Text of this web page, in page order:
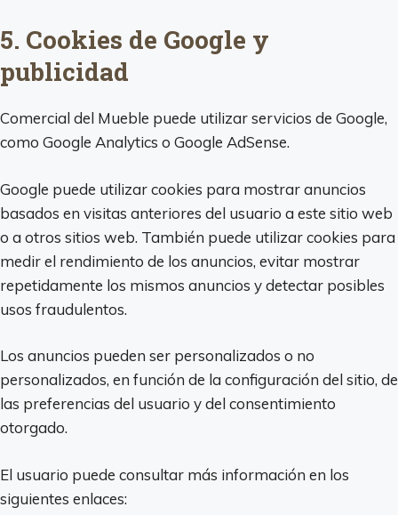
5. Cookies de Google y
publicidad
Comercial del Mueble puede utilizar servicios de Google,
como Google Analytics o Google AdSense.
Google puede utilizar cookies para mostrar anuncios
basados en visitas anteriores del usuario a este sitio web
o a otros sitios web. También puede utilizar cookies para
medir el rendimiento de los anuncios, evitar mostrar
repetidamente los mismos anuncios y detectar posibles
usos fraudulentos.
Los anuncios pueden ser personalizados o no
personalizados, en función de la configuración del sitio, de
las preferencias del usuario y del consentimiento
otorgado.
El usuario puede consultar más información en los
siguientes enlaces: